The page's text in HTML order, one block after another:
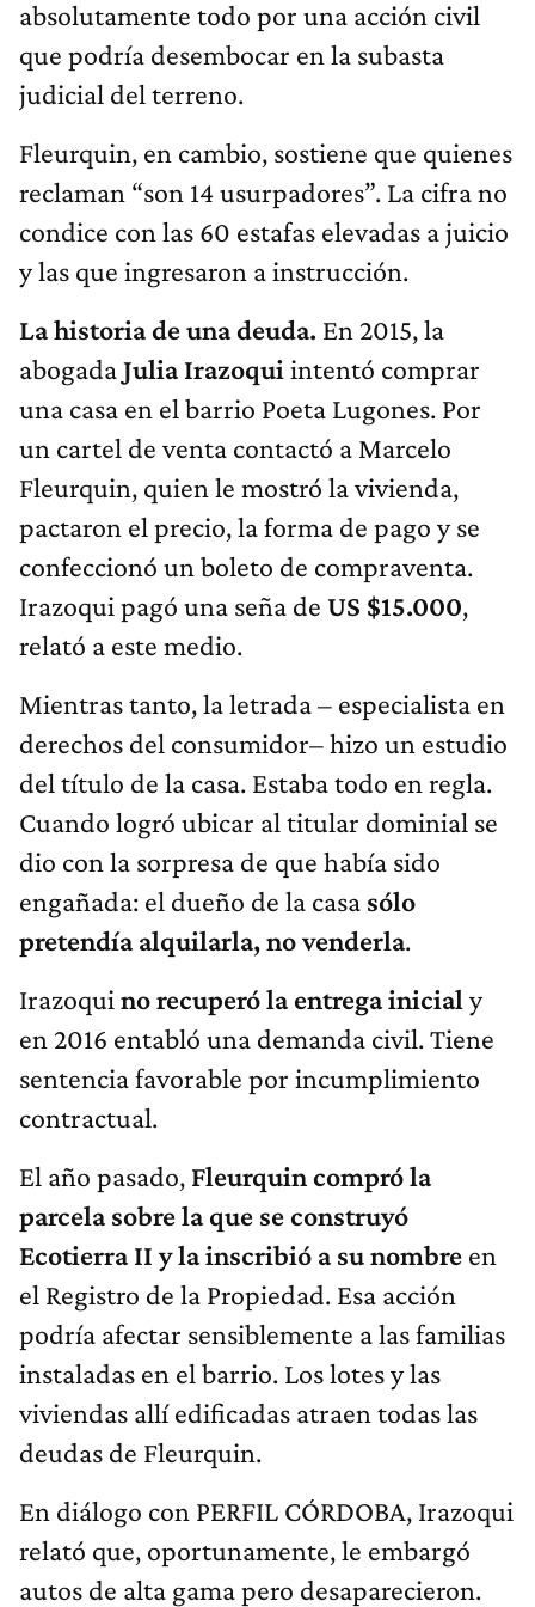
absolutamente todo por una acción civil
que podría desembocar en la subasta
judicial del terreno.
Fleurquin, en cambio, sostiene que quienes
reclaman “son 14 usurpadores”. La cifra no
condice con las 60 estafas elevadas a juicio
y las que ingresaron a instrucción.
La historia de una deuda. En 2015, la
abogadaJulia Irazoqui intentó comprar
una casa en el barrio Poeta Lugones. Por
un cartel de venta contactó a Marcelo
Fleurquin, quien le mostró la vivienda,
pactaron el precio, la forma de pago y se
confeccionó un boleto de compraventa.
Irazoqui pagó una seña de US $15.000,
relató a este medio.
Mientras tanto, la letrada – especialista en
derechos del consumidor– hizo un estudio
del título de la casa. Estaba todo en regla.
Cuando logró ubicar al titular dominial se
dio con la sorpresa de que había sido
engañada: el dueño de la casa sólo
pretendía alquilarla, no venderla.
Irazoqui no recuperó la entrega inicial y
en 2016 entabló una demanda civil. Tiene
sentencia favorable por incumplimiento
contractual.
El año pasado, Fleurquin compró la
parcela sobre la que se construyó
Ecotierra II y la inscribió a su nombre en
el Registro de la Propiedad. Esa acción
podría afectar sensiblemente a las familias
instaladas en el barrio. Los lotes y las
viviendas allí edificadas atraen todas las
deudas de Fleurquin.
En diálogo con PERFIL CÓRDOBA, Irazoqui
relató que, oportunamente, le embargó
autos de alta gama pero desaparecieron.